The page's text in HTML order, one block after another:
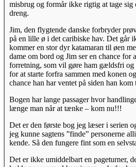
misbrug og formår ikke rigtig at tage
dreng.
Jim, den flygtende danske forbryder
på en lille ø i det caribiske hav. Det går
kommer en stor dyr katamaran til øen
dame om bord og Jim ser en chance for
forretning, som vil gøre ham gældsfri og
for at starte forfra sammen med konen
chance han har ventet på siden han kom
Bogen har lange passager hvor
længe man når at tænke – kom nu!!!
Det er den første bog jeg læser i serien
jeg kunne sagtens ”finde” personerne
kende. Så den fungere fint som en
Det er ikke umiddelbart en pageturner,